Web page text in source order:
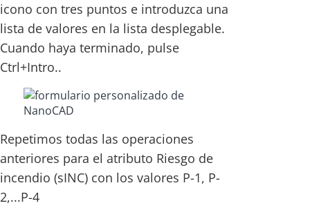
icono con tres puntos e introduzca una
lista de valores en la lista desplegable.
Cuando haya terminado, pulse
Ctrl+Intro..
Repetimos todas las operaciones
anteriores para el atributo Riesgo de
incendio (sINC) con los valores P-1, P-
2,...P-4